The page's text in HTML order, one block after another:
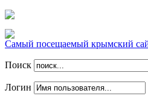
Самый посещаемый крымский
Поиск
Логин